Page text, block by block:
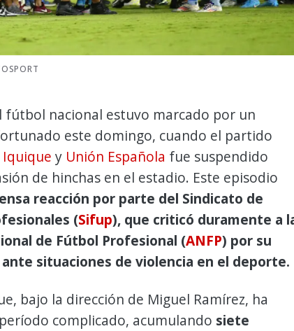
fútbol nacional estuvo marcado por un
este domingo, cuando el partido
y Unión Española fue suspendido
de hinchas en el estadio. Este episodio
reacción por parte del Sindicato de
(Sifup), que criticó duramente a
de Fútbol Profesional (ANFP) por su
situaciones de violencia en el deporte.
bajo la dirección de Miguel Ramírez, ha
complicado, acumulando siete